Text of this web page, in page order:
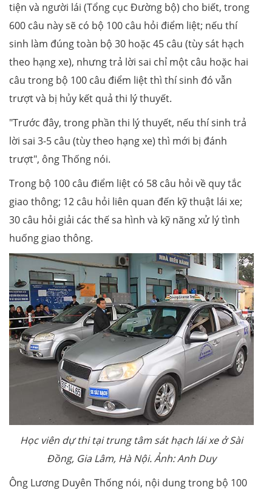
tiện và người lái (Tổng cục Đường bộ) cho biết, trong
600 câu này sẽ có bộ 100 câu hỏi điểm liệt; nếu thí
sinh làm đúng toàn bộ 30 hoặc 45 câu (tùy sát hạch
theo hạng xe), nhưng trả lời sai chỉ một câu hoặc hai
câu trong bộ 100 câu điểm liệt thì thí sinh đó vẫn
trượt và bị hủy kết quả thi lý thuyết.
"Trước đây, trong phần thi lý thuyết, nếu thí sinh trả
lời sai 3-5 câu (tùy theo hạng xe) thì mới bị đánh
trượt", ông Thống nói.
Trong bộ 100 câu điểm liệt có 58 câu hỏi về quy tắc
giao thông; 12 câu hỏi liên quan đến kỹ thuật lái xe;
30 câu hỏi giải các thế sa hình và kỹ năng xử lý tình
huống giao thông.
Học viên dự thi tại trung tâm sát hạch lái xe ở Sài
Đồng, Gia Lâm, Hà Nội. Ảnh: Anh Duy
Ông Lương Duyên Thống nói, nội dung trong bộ 100